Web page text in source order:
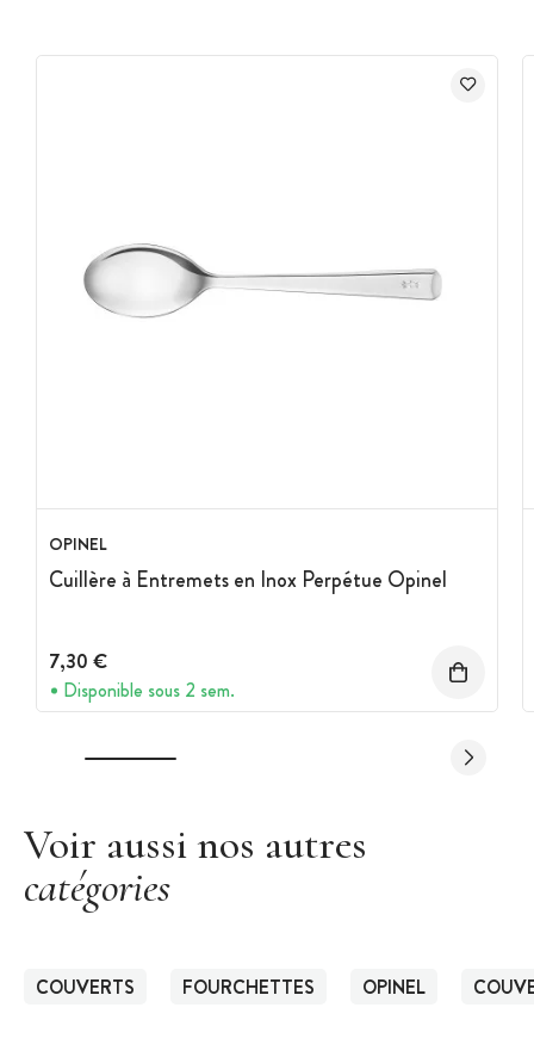
OPINEL
Cuillère à Entremets en Inox Perpétue Opinel
7,30 €
Disponible sous 2 sem.
Voir aussi nos autres
catégories
COUVERTS FOURCHETTES OPINEL